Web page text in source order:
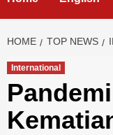
HOME TOP NEWS
International